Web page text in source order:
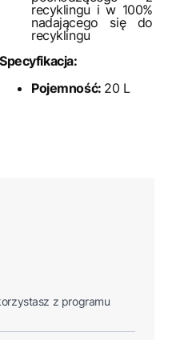
recyklingu i w 100%
nadającego się do
recyklingu
Specyfikacja:
Pojemność: 20 L
z programu